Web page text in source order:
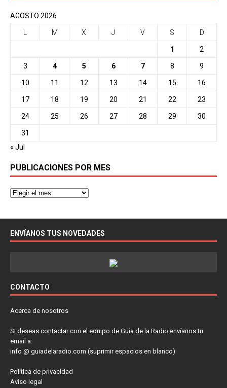
AGOSTO 2026
M X J V S D
1 2
3 4 5 6 7 8 9
10 11 12 13 14 15 16
17 18 19 20 21 22 23
24 25 26 27 28 29 30
31
« Jul
PUBLICACIONES POR MES
ENVÍANOS TUS NOVEDADES
CONTACTO
Acerca de nosotros
Si deseas contactar con el equipo de Guía de la Radio envíanos tu
email a:
info @ guiadelaradio.com (suprimir espacios en blanco)
Política de privacidad
Aviso legal